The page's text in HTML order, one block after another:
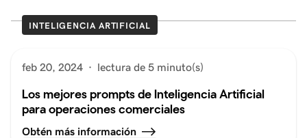
INTELIGENCIA ARTIFICIAL
feb 20, 2024 · lectura de 5 minuto(s)
Los mejores prompts de Inteligencia Artificial
para operaciones comerciales
Obtén más información